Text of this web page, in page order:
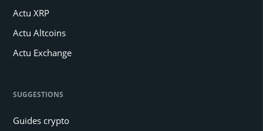
Actu XRP
Actu Altcoins
Actu Exchange
SUGGESTIONS
Guides crypto